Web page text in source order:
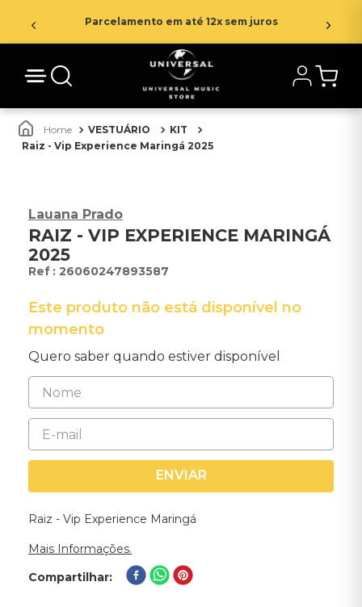
Parcelamento em até 12x sem juros
VESTUÁRIO
KIT
Raiz - Vip Experience Maringá 2025
Lauana Prado
RAIZ - VIP EXPERIENCE MARINGÁ
2025
: 26060247893587
Este produto não está disponível no
momento
Quero saber quando estiver disponível
ENVIAR
Raiz - Vip Experience Maringá
Mais Informações.
Compartilhar